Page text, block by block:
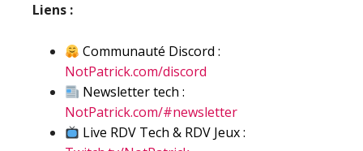
Liens :
Communauté Discord :
NotPatrick.com/discord
Newsletter tech :
NotPatrick.com/#newsletter
Live RDV Tech & RDV Jeux :